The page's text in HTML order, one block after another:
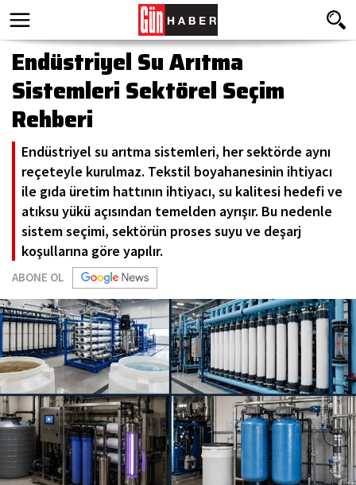
Endüstriyel Su Arıtma
Sistemleri Sektörel Seçim
Rehberi
Endüstriyel su arıtma sistemleri, her sektörde aynı
reçeteyle kurulmaz. Tekstil boyahanesinin ihtiyacı
ile gıda üretim hattının ihtiyacı, su kalitesi hedefi ve
atıksu yükü açısından temelden ayrışır. Bu nedenle
sistem seçimi, sektörün proses suyu ve deşarj
koşullarına göre yapılır.
ABONE OL